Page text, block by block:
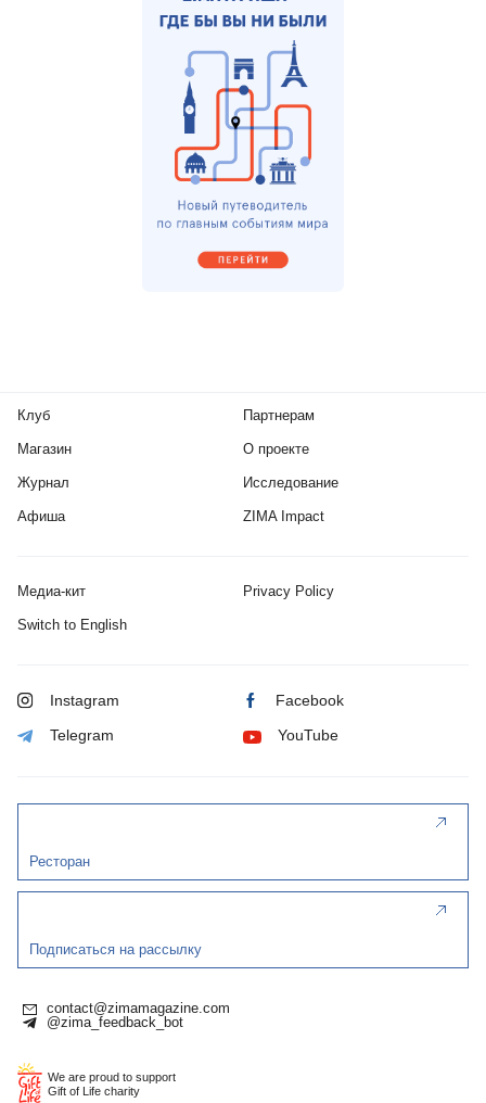
Клуб
Магазин
Журнал
Афиша
Партнерам
О проекте
Исследование
ZIMA Impact
Медиа-кит Privacy Policy
Switch to English
Instagram Facebook
Telegram YouTube
Ресторан
Подписаться на рассылку
contact@zimamagazine.com
@zima_feedback_bot
We are proud to support
Gift of Life charity